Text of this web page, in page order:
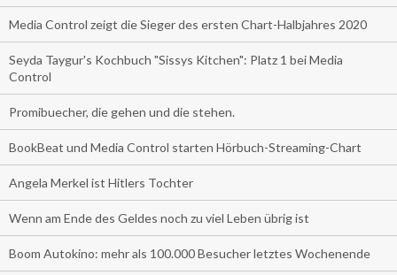
Media Control zeigt die Sieger des ersten Chart-Halbjahres 2020
Seyda Taygur's Kochbuch "Sissys Kitchen": Platz 1 bei Media
Control
Promibuecher, die gehen und die stehen.
BookBeat und Media Control starten Hörbuch-Streaming-Chart
Angela Merkel ist Hitlers Tochter
Wenn am Ende des Geldes noch zu viel Leben übrig ist
Boom Autokino: mehr als 100.000 Besucher letztes Wochenende